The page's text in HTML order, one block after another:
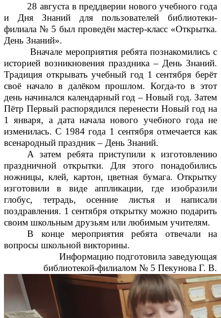
28 августа в преддверии нового учебного года
и Дня Знаний для пользователей библиотеки-
филиала № 5 был проведён мастер-класс «Открытка.
День Знаний».
Вначале мероприятия ребята познакомились с
историей возникновения праздника – День Знаний.
Традиция открывать учебный год 1 сентября берёт
своё начало в далёком прошлом. Когда-то в этот
день начинался календарный год – Новый год. Затем
Пётр Первый распорядился перенести Новый год на
1 января, а дата начала нового учебного года не
изменилась. С 1984 года 1 сентября отмечается как
всенародный праздник – День Знаний.
А затем ребята приступили к изготовлению
праздничной открытки. Для этого понадобились
ножницы, клей, картон, цветная бумага. Открытку
изготовили в виде аппликации, где изобразили
глобус, тетрадь, осенние листья и написали
поздравления. 1 сентября открытку можно подарить
своим школьным друзьям или любимым учителям.
В конце мероприятия ребята отвечали на
вопросы школьной викторины.
Информацию подготовила заведующая
библиотекой-филиалом № 5 Пекунова Г. В.